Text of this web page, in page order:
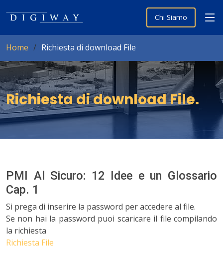
Chi Siamo
Home Richiesta di download File
Richiesta di download File.
PMI Al Sicuro: 12 Idee e un Glossario
Cap. 1
Si prega di inserire la password per accedere al file.
Se non hai la password puoi scaricare il file compilando
la richiesta
Richiesta File